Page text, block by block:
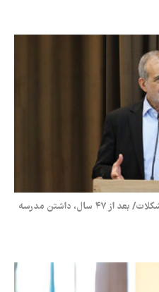
پزشکیان:آموزش نادرست ریشه همه مشکلات/ بعد از ۴۷ سال، داشتن مدرسه